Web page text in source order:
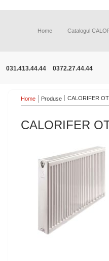
Home Catalogul
031.413.44.44 0372.27.44.44
Home Produse CALORIFER
CALORIFER